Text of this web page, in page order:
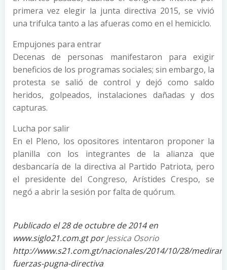
primera vez elegir la junta directiva 2015, se vivió
una trifulca tanto a las afueras como en el hemiciclo.
Empujones para entrar
Decenas de personas manifestaron para exigir
beneficios de los programas sociales; sin embargo, la
protesta se salió de control y dejó como saldo
heridos, golpeados, instalaciones dañadas y dos
capturas.
Lucha por salir
En el Pleno, los opositores intentaron proponer la
planilla con los integrantes de la alianza que
desbancaría de la directiva al Partido Patriota, pero
el presidente del Congreso, Arístides Crespo, se
negó a abrir la sesión por falta de quórum.
Publicado el 28 de octubre de 2014 en
www.siglo21.com.gt porJessica Osorio
http://www.s21.com.gt/nacionales/2014/10/28/mediran-
fuerzas-pugna-directiva